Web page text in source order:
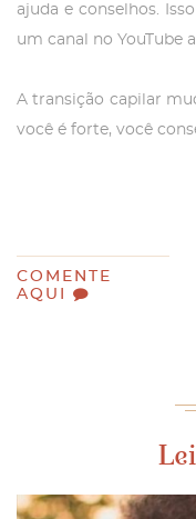
ajuda e conselhos.
um canal no YouTube
A transição capilar
você é forte, você
COMENTE
AQUI